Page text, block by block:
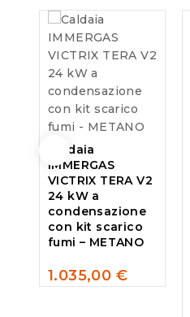
Caldaia
IMMERGAS
VICTRIX TERA V2
24 kW a
condensazione
con kit scarico
fumi – METANO
0
1.035,00 €